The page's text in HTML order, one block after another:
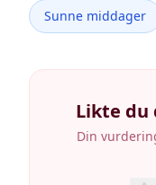
Sunne middager
Likte du
Din